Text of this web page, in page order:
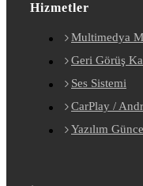
Hizmetler
Multimedya
Geri Görüş
Ses Sistemi
CarPlay /
Yazılım